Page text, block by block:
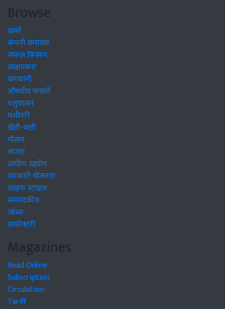
Browse
खबरें
कंपनी समाचार
सफल किसान
साक्षात्कार
बागवानी
औषधीय फसलें
पशुपालन
मशीनरी
खेती-बाड़ी
मौसम
बाजार
ग्रामीण उद्द्योग
सरकारी योजनाएं
लाइफ स्टाइल
सम्पादकीय
जॉब्स
डायरेक्टरी
Magazines
Read Online
Subscription
Circulation
Tariff